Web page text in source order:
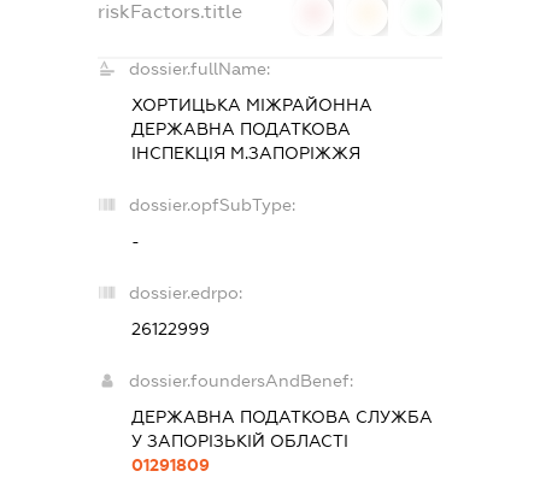
riskFactors.title
dossier.fullName:
ХОРТИЦЬКА МІЖРАЙОННА
ДЕРЖАВНА ПОДАТКОВА
ІНСПЕКЦІЯ М.ЗАПОРІЖЖЯ
dossier.opfSubType:
-
dossier.edrpo:
26122999
dossier.foundersAndBenef:
ДЕРЖАВНА ПОДАТКОВА СЛУЖБА
У ЗАПОРІЗЬКІЙ ОБЛАСТІ
01291809